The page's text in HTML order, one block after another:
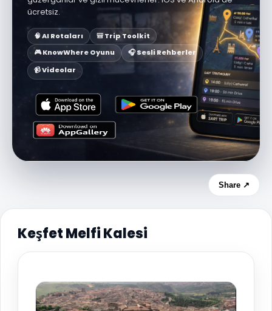
ücretsiz.
🧠 AI Rotaları
🎒 Trip Toolkit
🎮 KnowWhere Oyunu
🎧 Sesli Rehberler
📹 Videolar
Share ↗
Keşfet Melfi Kalesi